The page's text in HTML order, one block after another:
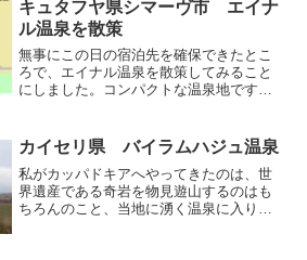
は大通りの角に位置してお...
キュタフヤ県シマーヴ市 エイナ
ル温泉を散策
無事にこの日の宿泊先を確保できたとこ
ろで、エイナル温泉を散策してみること
にしました。コンパクトな温泉地ですか
感や迫力がギュッと凝縮されており、い
かに当地が湯量豊富な温泉...
カイセリ県 バイラムハジュ温泉
私がカッパドキアへやってきたのは、世
界遺産である奇岩を物見遊山するのはも
ちろんのこと、当地に湧く温泉に入りた